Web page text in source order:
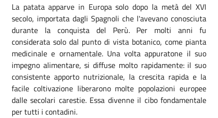
La patata apparve in Europa solo dopo la metà del XVI
secolo, importata dagli Spagnoli che l'avevano conosciuta
durante la conquista del Perù. Per molti anni fu
considerata solo dal punto di vista botanico, come pianta
medicinale e ornamentale. Una volta appuratone il suo
impegno alimentare, si diffuse molto rapidamente: il suo
consistente apporto nutrizionale, la crescita rapida e la
facile coltivazione liberarono molte popolazioni europee
dalle secolari carestie. Essa divenne il cibo fondamentale
per tutti i contadini.